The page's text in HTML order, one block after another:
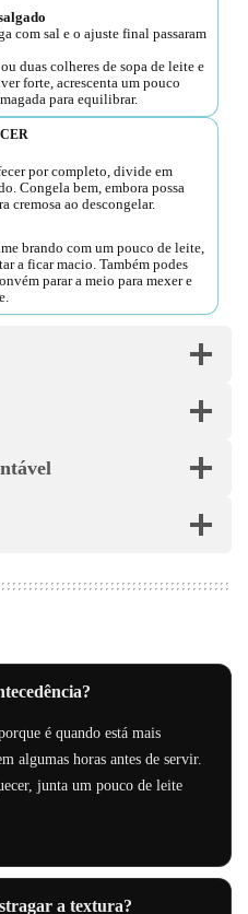
com sal e o ajuste final passaram
duas colheres de sopa de leite e
forte, acrescenta um pouco
para equilibrar.
por completo, divide em
Congela bem, embora possa
cremosa ao descongelar.
brando com um pouco de leite,
a ficar macio. Também podes
parar a meio para mexer e
é quando está mais
algumas horas antes de servir.
junta um pouco de leite
a textura?